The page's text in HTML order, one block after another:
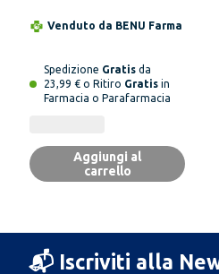
Venduto da BENU Farma
Spedizione Gratis da
23,99 € o Ritiro Gratis in
Farmacia o Parafarmacia
Aggiungi al
carrello
📬 Iscriviti alla